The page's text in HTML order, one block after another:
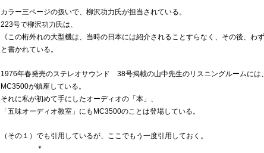
カラー三ページの扱いで、柳沢功力氏が担当されている。
223号で柳沢功力氏は、
《この桁外れの大型機は、当時の日本には紹介されることすらなく、その後、わ
と書かれている。
1976年春発売のステレオサウンド 38号掲載の山中先生のリスニングルームには、
MC3500が鎮座している。
それに私が初めて手にしたオーディオの「本」、
「五味オーディオ教室」にもMC3500のことは登場している。
（その１）でも引用しているが、ここでもう一度引用しておく。
＊